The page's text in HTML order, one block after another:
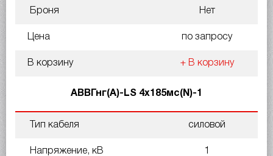
Броня Нет
Цена по запросу
В корзину + В корзину
АВВГнг(A)-LS 4х185мс(N)-1
Тип кабеля силовой
Напряжение, кВ 1